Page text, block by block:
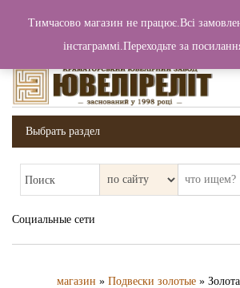
Вход / Регистрация
Выбрать раздел
Поиск
Социальные сети
магазин » Подвески золотые »
Тимчасово магазин не працює.Всі
інстаграммі.Переходьте за